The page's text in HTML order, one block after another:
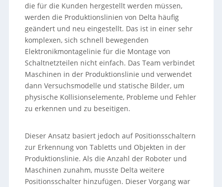
die für die Kunden hergestellt werden müssen,
werden die Produktionslinien von Delta häufig
geändert und neu eingestellt. Das ist in einer sehr
komplexen, sich schnell bewegenden
Elektronikmontagelinie für die Montage von
Schaltnetzteilen nicht einfach. Das Team verbindet
Maschinen in der Produktionslinie und verwendet
dann Versuchsmodelle und statische Bilder, um
physische Kollisionselemente, Probleme und Fehler
zu erkennen und zu beseitigen.
Dieser Ansatz basiert jedoch auf Positionsschaltern
zur Erkennung von Tabletts und Objekten in der
Produktionslinie. Als die Anzahl der Roboter und
Maschinen zunahm, musste Delta weitere
Positionsschalter hinzufügen. Dieser Vorgang war